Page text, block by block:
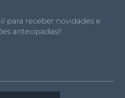
para receber novidades e
antecipadas!!